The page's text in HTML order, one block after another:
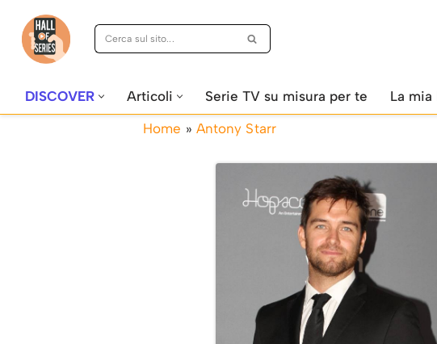
Vai
DISCOVER Articoli Serie TV su misura per te La mia
Home » Antony Starr